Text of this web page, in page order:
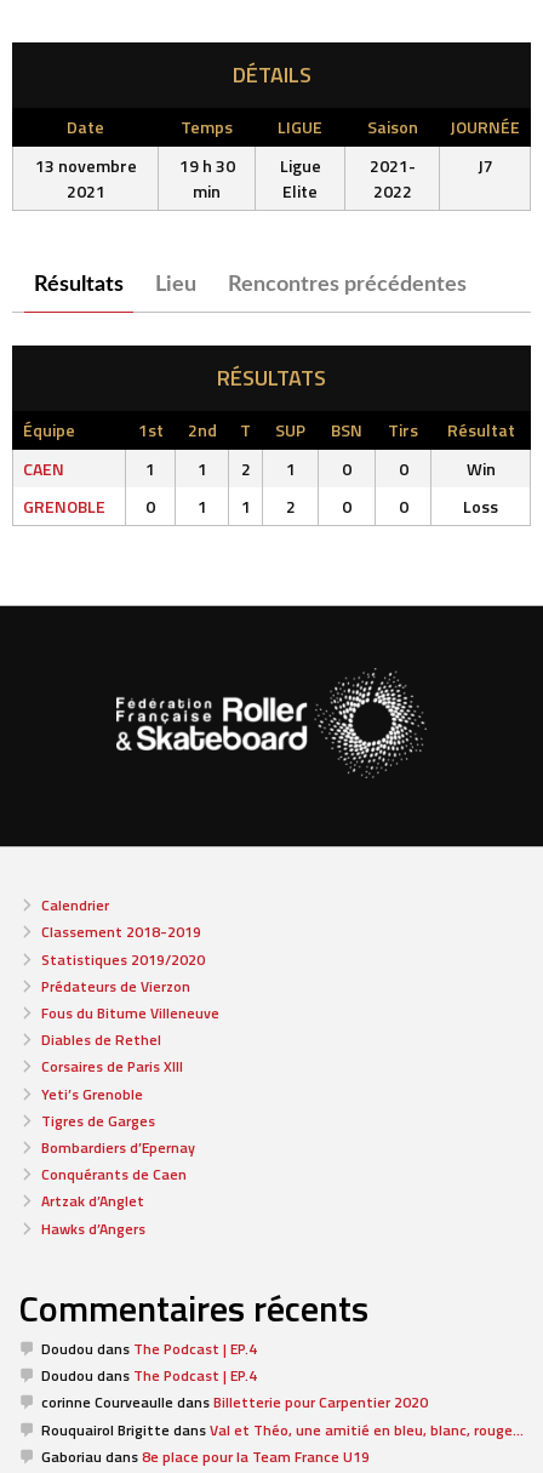
DÉTAILS
Date Temps LIGUE Saison
JOURNÉE
13 novembre
2021
19 h 30
min
Ligue
Elite
2021-
2022
J7
Résultats Lieu Rencontres précédentes
RÉSULTATS
Équipe 1st 2nd T SUP BSN Tirs
Résultat
CAEN
1 1 2 1 0 0
Win
GRENOBLE
0 1 1 2 0 0 Loss
Calendrier
Classement 2018-2019
Statistiques 2019/2020
Prédateurs de Vierzon
Fous du Bitume Villeneuve
Diables de Rethel
Corsaires de Paris XIII
Yeti’s Grenoble
Tigres de Garges
Bombardiers d’Epernay
Conquérants de Caen
Artzak d’Anglet
Hawks d’Angers
Commentaires récents
Doudou dans The Podcast | EP.4
Doudou dans The Podcast | EP.4
corinne CourveaulledansBilletterie pour Carpentier 2020
Rouquairol BrigittedansVal et Théo, une amitié en bleu, blanc, rouge…
Gaboriau dans8e place pour la Team France U19